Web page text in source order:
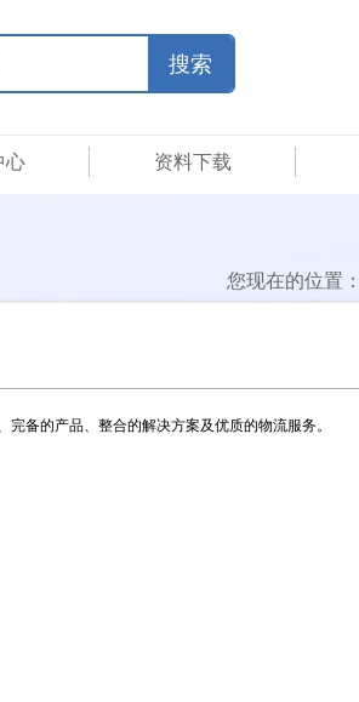
心 资料下载
您现在的位置：
备的产品、整合的解决方案及优质的物流服务。